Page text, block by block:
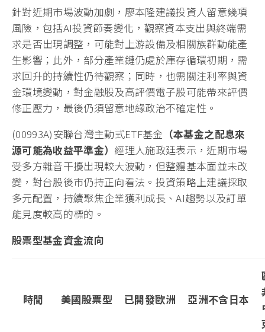
針對近期市場波動加劇，廖本隆建議投資人留意幾項
風險，包括AI投資節奏變化，觀察資本支出與終端需
求是否出現調整，可能對上游設備及相關族群動能產
生影響；此外，部分產業鏈仍處於庫存循環初期，需
求回升的持續性仍待觀察；同時，也需關注利率與資
金環境變動，對金融股及高評價電子股可能帶來評價
修正壓力，最後仍須留意地緣政治不確定性。
(00993A)安聯台灣主動式ETF基金 （本基金之配息來
源可能為收益平準金） 經理人施政廷表示，近期市場
受多方雜音干擾出現較大波動，但整體基本面並未改
變，對台股後市仍持正向看法。投資策略上建議採取
多元配置，持續聚焦企業獲利成長、AI趨勢以及訂單
能見度較高的標的。
股票型基金資金流向
時間 美國股票型 已開發歐洲 亞洲不含日本